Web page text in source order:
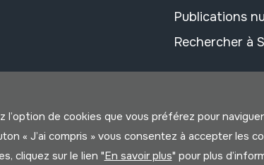
Publications
Rechercher à
de cookies que vous préférez pour
« J’ai compris » vous consentez à accepter
cliquez sur le lien "En savoir plus" pour plus